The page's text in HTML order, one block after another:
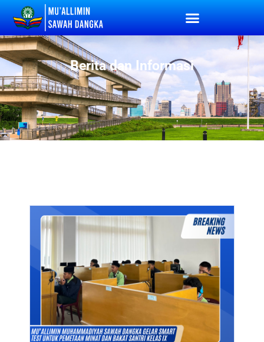
Berita dan Informasi